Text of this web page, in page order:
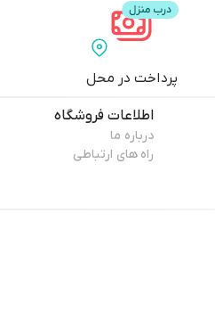
پرداخت در محل
اطلاعات فروشگاه
درباره ما
راه های ارتباطی